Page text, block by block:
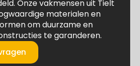
Onze vakmensen uit Tielt
materialen en
om duurzame en
te garanderen.